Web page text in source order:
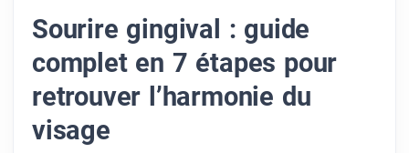
Sourire gingival : guide
complet en 7 étapes pour
retrouver l’harmonie du
visage